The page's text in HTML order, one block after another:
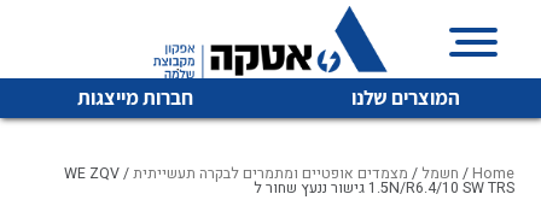
המוצרים שלנו חברות מייצגות
Home
/ חשמל / מצמדים אופטיים ומתמרים לבקרה תעשייתית / WE ZQV
1.5N/R6.4/10 SW TRS גישור ננעץ שחור ל